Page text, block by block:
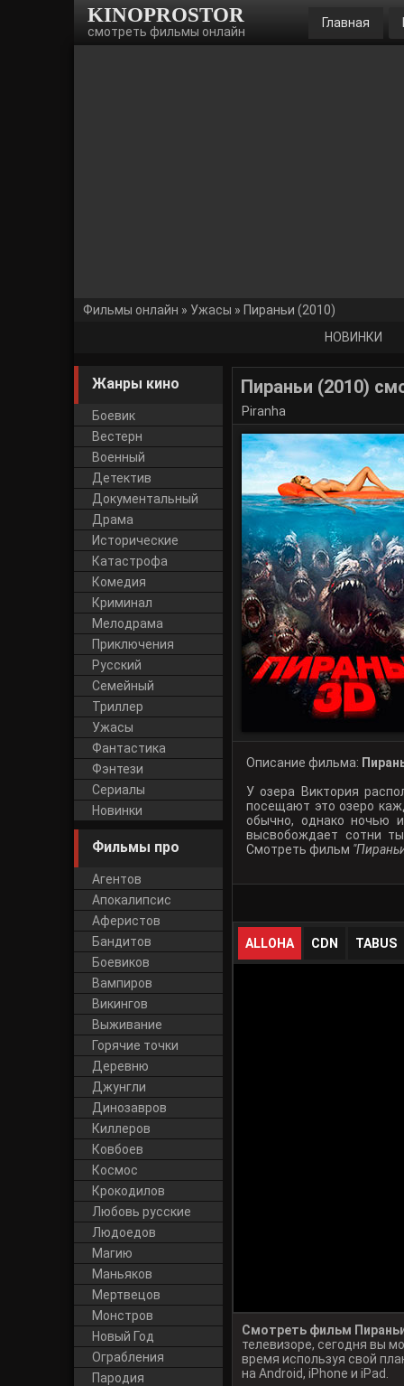
KINOPROSTOR
смотреть фильмы онлайн
Главная
Фильмы онлайн » Ужасы » Пираньи (2010)
НОВИНКИ
Пираньи (2010)
Piranha
Описание фильма:
У озера Виктория
посещают это озеро
обычно, однако ночью
высвобождает сотни
Смотреть фильм
ALLOHA CDN TABUS
Смотреть фильм
телевизоре, сегодня вы
время используя свой
на Android, iPhone и iPad.
Жанры кино
Боевик
Вестерн
Военный
Детектив
Документальный
Драма
Исторические
Катастрофа
Комедия
Криминал
Мелодрама
Приключения
Русский
Cемейный
Триллер
Ужасы
Фантастика
Фэнтези
Сериалы
Новинки
Фильмы про
Агентов
Апокалипсис
Аферистов
Бандитов
Боевиков
Вампиров
Викингов
Выживание
Горячие точки
Деревню
Джунгли
Динозавров
Киллеров
Ковбоев
Космос
Крокодилов
Любовь русские
Людоедов
Магию
Маньяков
Мертвецов
Монстров
Новый Год
Ограбления
Пародия